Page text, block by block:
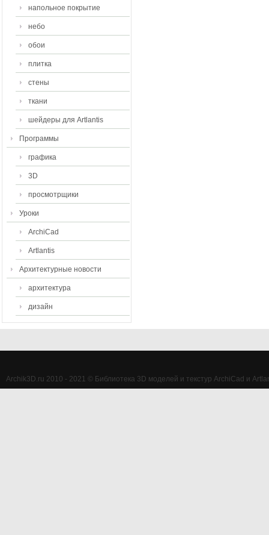
напольное покрытие
небо
обои
плитка
стены
ткани
шейдеры для Artlantis
Программы
графика
3D
просмотрщики
Уроки
ArchiCad
Artlantis
Архитектурные новости
архитектура
дизайн
Archik3D.ru 2010 - 2021 © Библиотека 3D моделей и текстур ArchiCad и